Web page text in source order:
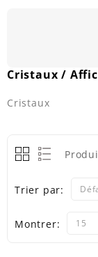
Cristaux /
Cristaux
Trier par:
Montrer: 15